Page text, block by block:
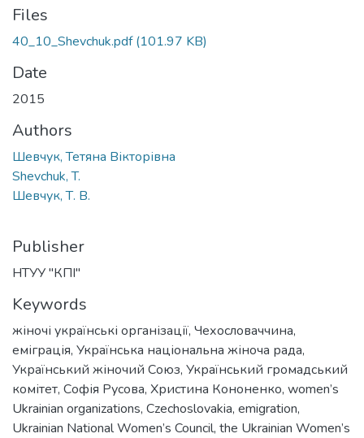
Files
40_10_Shevchuk.pdf(101.97 KB)
Date
2015
Authors
Шевчук, Тетяна Вікторівна
Shevchuk, T.
Шевчук, Т. В.
Publisher
НТУУ "КПІ"
Keywords
жіночі українські організації, Чехословаччина,
еміграція, Українська національна жіноча рада,
Український жіночий Союз, Український громадський
комітет, Софія Русова, Христина Кононенко, women’s
Ukrainian organizations, Czechoslovakia, emigration,
Ukrainian National Women’s Council, the Ukrainian Women’s